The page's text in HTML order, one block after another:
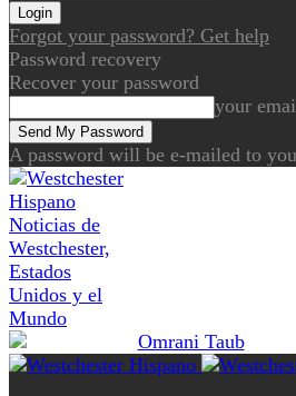
Forgot your password? Get help
Password recovery
Recover your password
your
A password will be e-mailed to
Noticias de
Westchester,
Estados
Unidos y el
Mundo